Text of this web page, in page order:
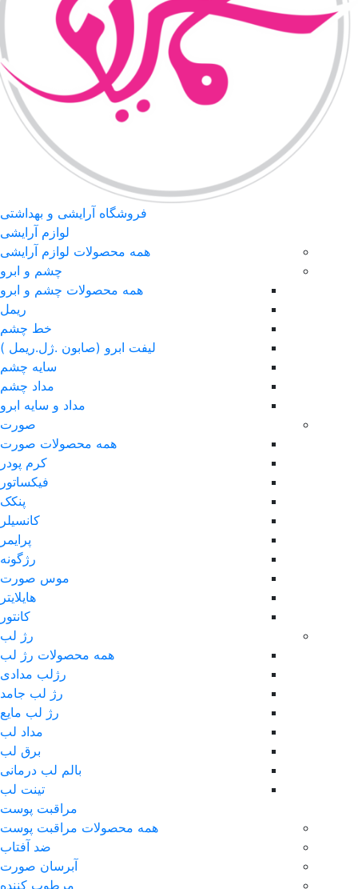
فروشگاه آرایشی و بهداشتی
لوازم آرایشی
همه محصولات لوازم آرایشی
چشم و ابرو
همه محصولات چشم و ابرو
ریمل
خط چشم
لیفت ابرو (صابون .ژل.ریمل )
سایه چشم
مداد چشم
مداد و سایه ابرو
صورت
همه محصولات صورت
کرم پودر
فیکساتور
پنکک
کانسیلر
پرایمر
رژگونه
موس صورت
هایلایتر
کانتور
رژ لب
همه محصولات رژ لب
رژلب مدادی
رژ لب جامد
رژ لب مایع
مداد لب
برق لب
بالم لب درمانی
تینت لب
مراقبت پوست
همه محصولات مراقبت پوست
ضد آفتاب
آبرسان صورت
مرطوب کننده